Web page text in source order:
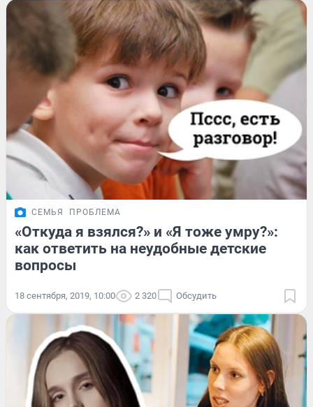
СЕМЬЯ ПРОБЛЕМА
«Откуда я взялся?» и «Я тоже умру?»:
как ответить на неудобные детские
вопросы
18 сентября, 2019, 10:00 2 320 Обсудить